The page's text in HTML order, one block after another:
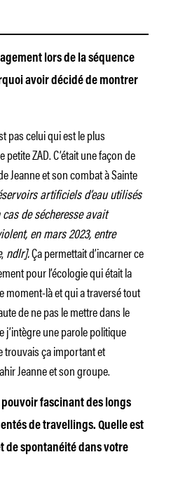
lors de la séquence
avoir décidé de montrer
pas celui qui est le plus
ZAD. C’était une façon de
Jeanne et son combat à Sainte
artificiels d’eau utilisés
de sécheresse avait
en mars 2023, entre
,ndlr].Ça permettait d’incarner ce
pour l’écologie qui était la
moment-là et qui a traversé tout
de ne pas le mettre dans le
j’intègre une parole politique
trouvais ça important et
Jeanne et son groupe.
fascinant des longs
de travellings. Quelle est
de spontanéité dans votre